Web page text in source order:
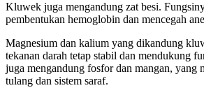
Kluwek juga mengandung zat besi.
pembentukan hemoglobin dan mencegah
Magnesium dan kalium yang dikandung
tekanan darah tetap stabil dan mendukung
juga mengandung fosfor dan mangan, yang
tulang dan sistem saraf.